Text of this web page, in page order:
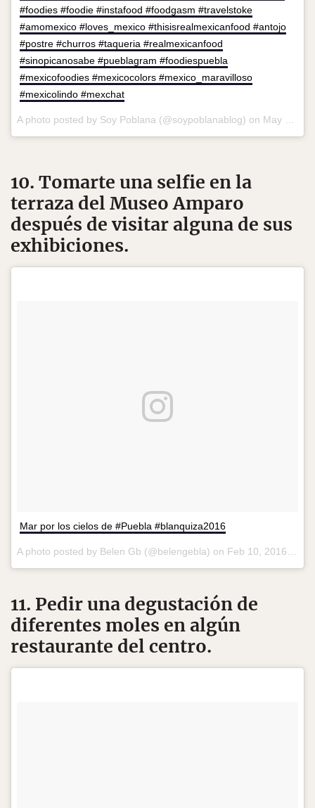
#foodies #foodie #instafood #foodgasm #travelstoke
#amomexico #loves_mexico #thisisrealmexicanfood #antojo
#postre #churros #taqueria #realmexicanfood
#sinopicanosabe #pueblagram #foodiespuebla
#mexicofoodies #mexicocolors #mexico_maravilloso
#mexicolindo #mexchat
A photo posted by Soy Poblana (@soypoblanablog) on May 19, 2016 at 5:02pm PDT
10. Tomarte una selfie en la
terraza del Museo Amparo
después de visitar alguna de sus
exhibiciones.
Mar por los cielos de #Puebla #blanquiza2016
A photo posted by Belen Gb (@belengebla) on Feb 10, 2016 at 5:28pm PST
11. Pedir una degustación de
diferentes moles en algún
restaurante del centro.